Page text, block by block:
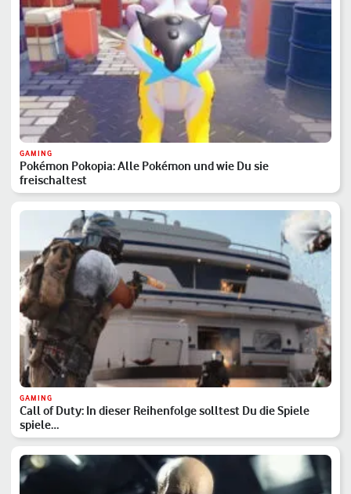
GAMING
Pokémon Pokopia: Alle Pokémon und wie Du sie
freischaltest
GAMING
Call of Duty: In dieser Reihenfolge solltest Du die Spiele
spiele…